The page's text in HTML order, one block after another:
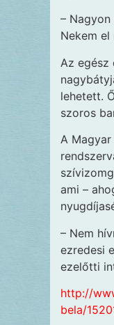
–
Nekem
Az egész
lehetett.
szoros
A
ami –
– Nem
ezredesi
ezelőtti
http://
bela/